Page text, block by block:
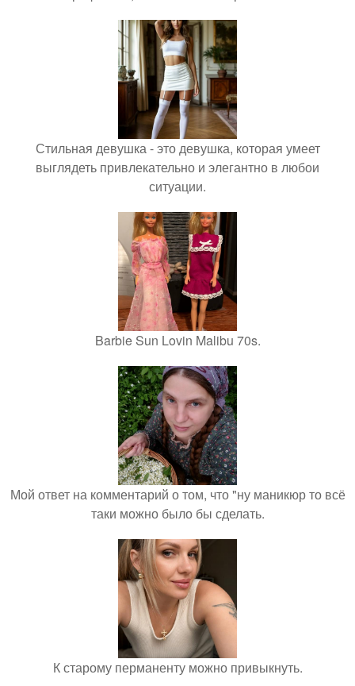
Стильная девушка - это девушка, которая умеет
выглядеть привлекательно и элегантно в любои
ситуации.
Barbie Sun Lovin Malibu 70s.
Мой ответ на комментарий о том, что "ну маникюр то всё
таки можно было бы сделать.
К старому перманенту можно привыкнуть.